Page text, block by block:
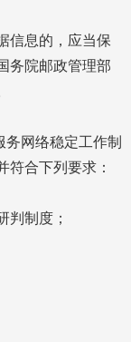
信息的，应当保
务院邮政管理部
网络稳定工作制
符合下列要求：
判制度；